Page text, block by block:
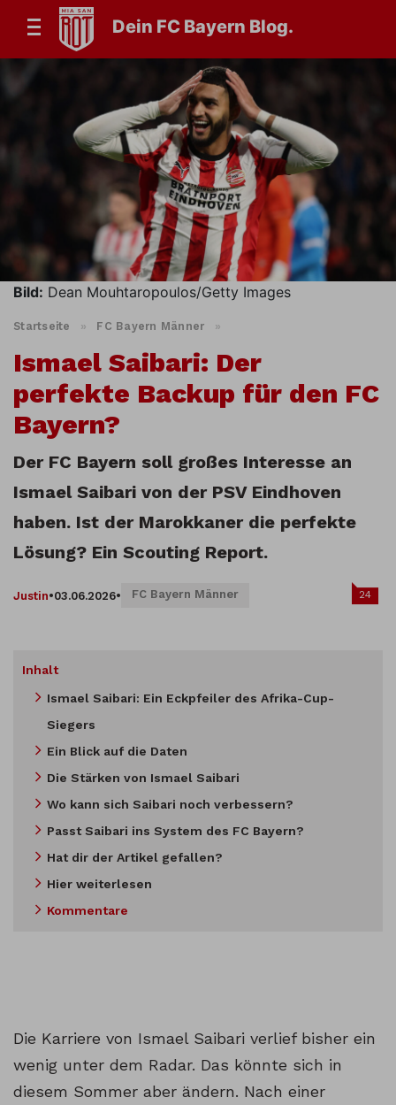
Dein FC Bayern Blog.
Bild: Dean Mouhtaropoulos/Getty Images
Startseite » FC Bayern Männer »
Ismael Saibari: Der
perfekte Backup für den FC
Bayern?
Der FC Bayern soll großes Interesse an
Ismael Saibari von der PSV Eindhoven
haben. Ist der Marokkaner die perfekte
Lösung? Ein Scouting Report.
Justin•03.06.2026• FC Bayern Männer 24
Inhalt
Ismael Saibari: Ein Eckpfeiler des Afrika-Cup-
Siegers
Ein Blick auf die Daten
Die Stärken von Ismael Saibari
Wo kann sich Saibari noch verbessern?
Passt Saibari ins System des FC Bayern?
Hat dir der Artikel gefallen?
Hier weiterlesen
Kommentare
Die Karriere von Ismael Saibari verlief bisher ein
wenig unter dem Radar. Das könnte sich in
diesem Sommer aber ändern. Nach einer